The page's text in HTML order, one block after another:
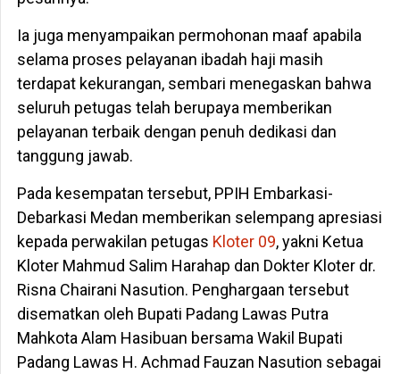
Ia juga menyampaikan permohonan maaf apabila
selama proses pelayanan ibadah haji masih
terdapat kekurangan, sembari menegaskan bahwa
seluruh petugas telah berupaya memberikan
pelayanan terbaik dengan penuh dedikasi dan
tanggung jawab.
Pada kesempatan tersebut, PPIH Embarkasi-
Debarkasi Medan memberikan selempang apresiasi
kepada perwakilan petugas Kloter 09, yakni Ketua
Kloter Mahmud Salim Harahap dan Dokter Kloter dr.
Risna Chairani Nasution. Penghargaan tersebut
disematkan oleh Bupati Padang Lawas Putra
Mahkota Alam Hasibuan bersama Wakil Bupati
Padang Lawas H. Achmad Fauzan Nasution sebagai